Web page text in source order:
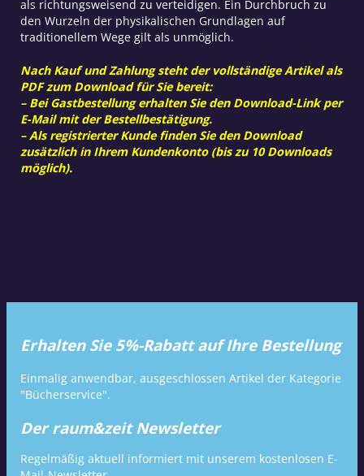
als richtungsweisend zu verteidigen. Ein Durchbruch zu
den Wurzeln der physikalischen Grundlagen auf
traditionellem Wege gilt als unmöglich.
Nach Kauf und Zahlung steht der vollständige Artikel als
PDF zum Download für Sie bereit:
– Bei Gastbestellung erhalten Sie den Download-Link per
E-Mail mit der Bestellbestätigung.
– Als registrierter Kunde finden Sie den Download
zusätzlich in Ihrem Kundenkonto (bis zu 10 Downloads
möglich).
Erhalten Sie 5%-Rabatt auf Ihre Bestellung
Einmalig anwendbar, ausgeschlossen Artikel der Kategorie
"Bücherservice".
Der raum&zeit Newsletter
Regelmäßig aktuell informiert mit unserem kostenlosen E-